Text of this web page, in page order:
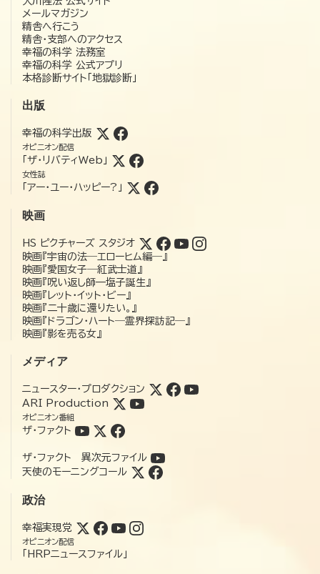
メールマガジン
精舎へ行こう
精舎・支部へのアクセス
幸福の科学 法務室
幸福の科学 公式アプリ
本格診断サイト「地獄診断」
出版
幸福の科学出版
オピニオン配信
「ザ・リバティWeb」
女性誌
「アー・ユー・ハッピー?」
映画
HS ピクチャーズ スタジオ
映画『宇宙の法―エローヒム編―』
映画『愛国女子―紅武士道』
映画『呪い返し師—塩子誕生』
映画『レット・イット・ビー』
映画『二十歳に還りたい。』
映画『ドラゴン・ハート―霊界探訪記―』
映画『影を売る女』
メディア
ニュースター・プロダクション
ARI Production
オピニオン番組
ザ・ファクト
ザ・ファクト 異次元ファイル
天使のモーニングコール
政治
幸福実現党
オピニオン配信
「HRPニュースファイル」